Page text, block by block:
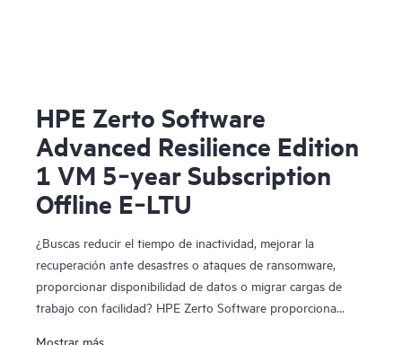
HPE Zerto Software
Advanced Resilience Edition
1 VM 5‑year Subscription
Offline E‑LTU
¿Buscas reducir el tiempo de inactividad, mejorar la
recuperación ante desastres o ataques de ransomware,
proporcionar disponibilidad de datos o migrar cargas de
trabajo con facilidad? HPE Zerto Software proporciona
Mostrar más